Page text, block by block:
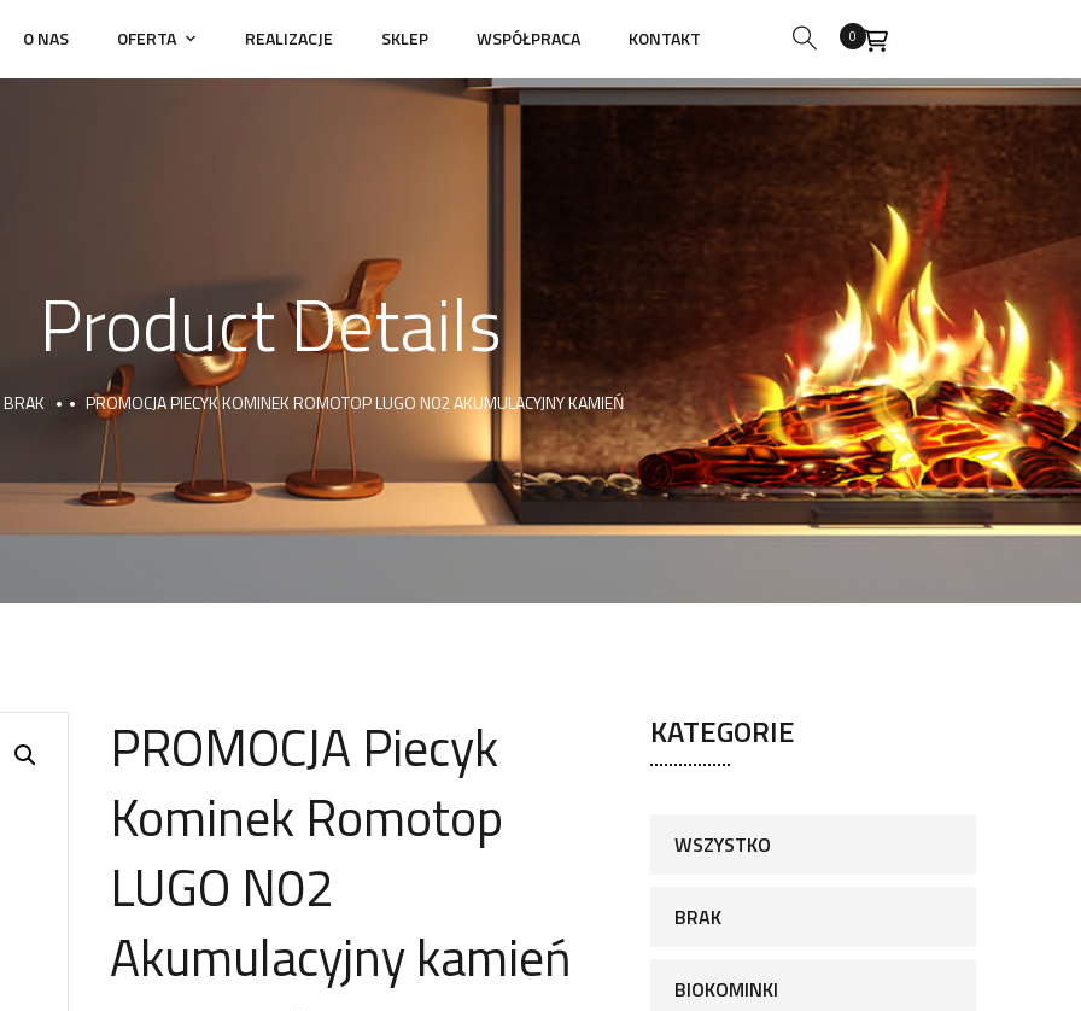
O NAS OFERTA REALIZACJE SKLEP WSPÓŁPRACA KONTAKT 0
Product Details
BRAK PROMOCJA PIECYK KOMINEK ROMOTOP LUGO N02 AKUMULACYJNY KAMIEŃ
PROMOCJA Piecyk
Kominek Romotop
LUGO N02
Akumulacyjny kamień
KATEGORIE
WSZYSTKO
BRAK
BIOKOMINKI